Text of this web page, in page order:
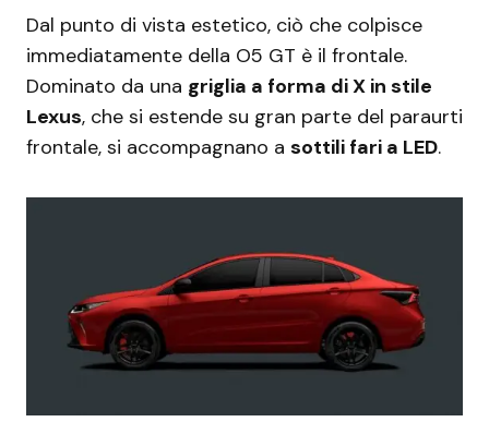
Dal punto di vista estetico, ciò che colpisce
immediatamente della O5 GT è il frontale.
Dominato da una griglia a forma di X in stile
Lexus, che si estende su gran parte del paraurti
frontale, si accompagnano a sottili fari a LED.